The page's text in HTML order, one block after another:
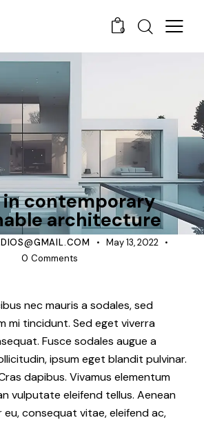
0
DESIGN
in contemporary
architecture
May 13, 2022
0 Comments
nec mauris a sodales, sed
mi tincidunt. Sed eget viverra
Fusce sodales augue a
ipsum eget blandit pulvinar.
dapibus. Vivamus elementum
vulputate eleifend tellus. Aenean
consequat vitae, eleifend ac,